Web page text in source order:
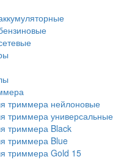
триммера нейлоновые
триммера универсальные
триммера Black
триммера Blue
триммера Gold 15